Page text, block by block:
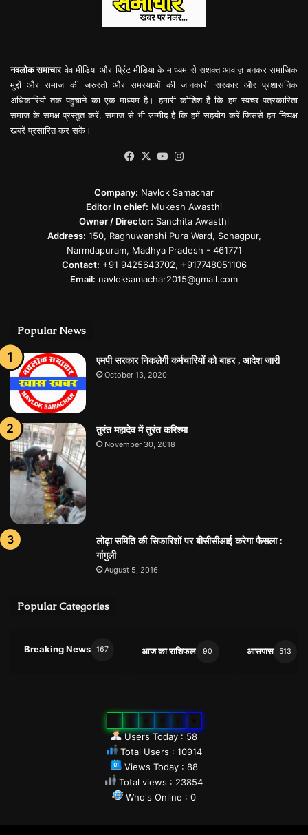
नवलोक समाचारवेव मीडिया और प्रिंट मीडिया के माध्यम से सशक्त आवाज़ बनकर समाजिक
मुद्दों और समाज की जरुरतो और समस्याओं की जानकारी सरकार और प्रशासनिक
अधिकारियों तक पहुचाने का एक माध्यम है। हमारी कोशिश है कि हम स्वच्छ पत्रकारिता
समाज के समक्ष प्रस्तुत करें, समाज से भी उम्मीद है कि हमें सहयोग करें जिससे हम निष्पक्ष
खबरें प्रसारित कर सकें।
Facebook
X YouTube
Company: Navlok Samachar
Editor In chief: Mukesh Awasthi
Owner / Director: Sanchita Awasthi
Address: 150, Raghuwanshi Pura Ward, Sohagpur,
Narmdapuram, Madhya Pradesh - 461771
Contact: +91 9425643702, +917748051106
Email: navloksamachar2015@gmail.com
Popular News
एमपी सरकार निकलेगी कर्मचारियों को बाहर , आदेश जारी
October 13, 2020
तुरंत महादेव में तुरंत करिश्मा
November 30, 2018
लोढ़ा समिति की सिफारिशों पर बीसीसीआई करेगा फैसला :
गांगुली
August 5, 2016
Popular Categories
Breaking News 167 आज का राशिफल 90 आसपास 513
Users Today : 58
Total Users : 10914
Views Today : 88
Total views : 23854
Who's Online : 0